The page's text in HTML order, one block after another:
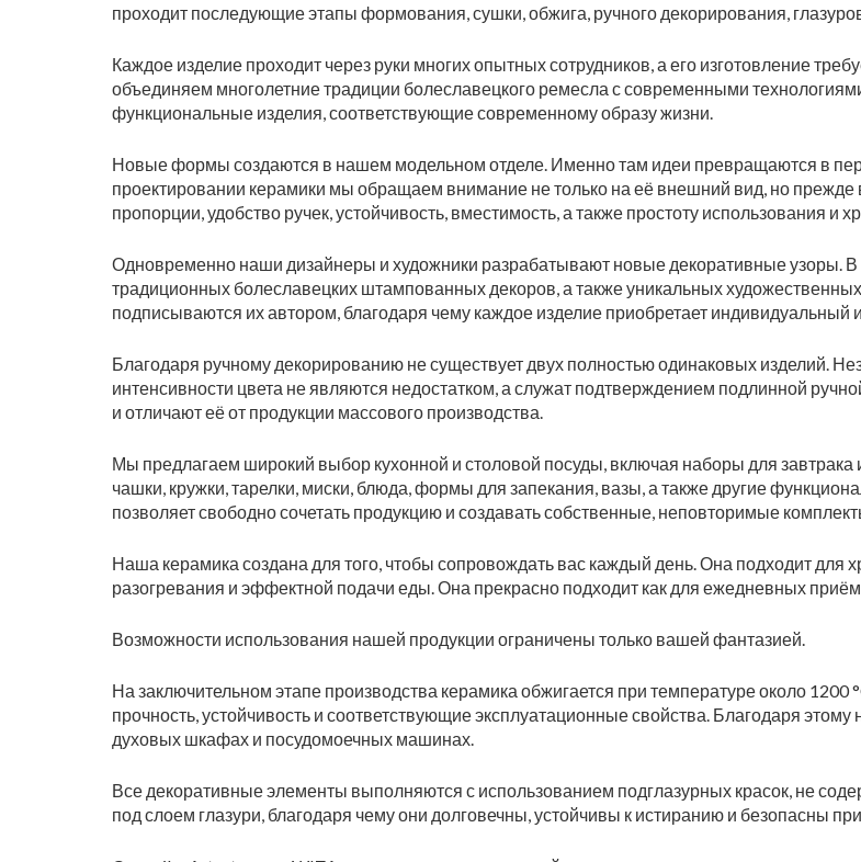
проходит последующие этапы формования, сушки, обжига, ручного декорирования,
Каждое изделие проходит через руки многих опытных сотрудников, а его изготовление
объединяем многолетние традиции болеславецкого ремесла с современными
функциональные изделия, соответствующие современному образу жизни.
Новые формы создаются в нашем модельном отделе. Именно там идеи превращаются в
проектировании керамики мы обращаем внимание не только на её внешний вид, но
пропорции, удобство ручек, устойчивость, вместимость, а также простоту использования и
Одновременно наши дизайнеры и художники разрабатывают новые декоративные узоры.
традиционных болеславецких штампованных декоров, а также уникальных
подписываются их автором, благодаря чему каждое изделие приобретает индивидуальный
Благодаря ручному декорированию не существует двух полностью одинаковых изделий.
интенсивности цвета не являются недостатком, а служат подтверждением подлинной
и отличают её от продукции массового производства.
Мы предлагаем широкий выбор кухонной и столовой посуды, включая наборы для
чашки, кружки, тарелки, миски, блюда, формы для запекания, вазы, а также другие
позволяет свободно сочетать продукцию и создавать собственные, неповторимые
Наша керамика создана для того, чтобы сопровождать вас каждый день. Она подходит для
разогревания и эффектной подачи еды. Она прекрасно подходит как для ежедневных
Возможности использования нашей продукции ограничены только вашей фантазией.
На заключительном этапе производства керамика обжигается при температуре около
прочность, устойчивость и соответствующие эксплуатационные свойства. Благодаря
духовых шкафах и посудомоечных машинах.
Все декоративные элементы выполняются с использованием подглазурных красок, не
под слоем глазури, благодаря чему они долговечны, устойчивы к истиранию и безопасны